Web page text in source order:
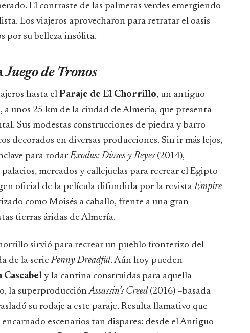
El contraste de las palmeras verdes emergiendo
Los viajeros aprovecharon para retratar el oasis
por su belleza insólita.
Juego de Tronos
hasta el Paraje de El Chorrillo, un antiguo
unos 25 km de la ciudad de Almería, que presenta
Sus modestas construcciones de piedra y barro
decorados en diversas producciones. Sin ir más lejos,
para rodarExodus: Dioses y Reyes (2014),
mercados y callejuelas para recrear el Egipto
oficial de la película difundida por la revistaEmpire
como Moisés a caballo, frente a una gran
tierras áridas de Almería.
sirvió para recrear un pueblo fronterizo del
de la seriePenny Dreadful. Aún hoy pueden
Cascabel y la cantina construidas para aquella
la superproducciónAssassin’s Creed(2016) –basada
su rodaje a este paraje. Resulta llamativo que
escenarios tan dispares: desde el Antiguo